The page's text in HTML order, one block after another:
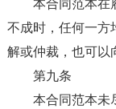
本合同范本在
不成时，任何一方
解或仲裁，也可以
第九条
本合同范本未